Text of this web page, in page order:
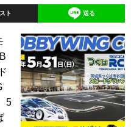
四国
沖縄
愛車 File
トップ！不具合修理＆粗悪修理
洗車
ト 送る
5